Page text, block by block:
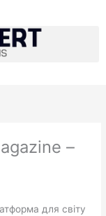
–
для світу